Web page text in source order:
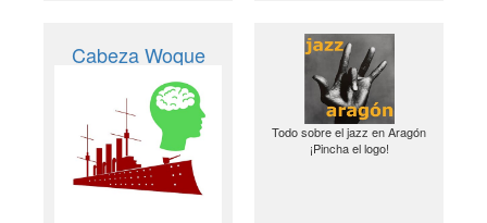
Cabeza Woque
Todo sobre el jazz en Aragón
¡Pincha el logo!